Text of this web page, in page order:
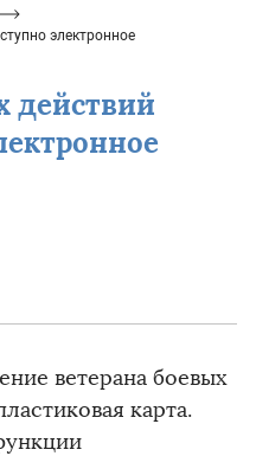
электронное
действий
ветерана боевых
карта.